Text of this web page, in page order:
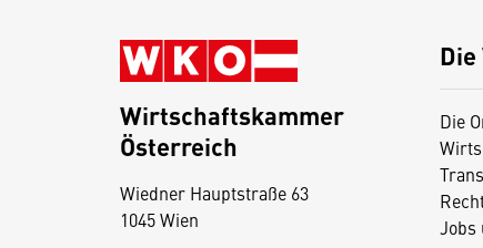
Die
Die
Jobs
Wirtschaftskammer
Österreich
Wiedner Hauptstraße 63
1045 Wien